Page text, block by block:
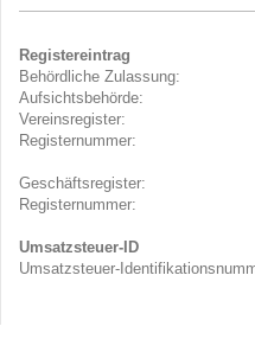
Registereintrag
Behördliche Zulassung:
Aufsichtsbehörde:
Vereinsregister:
Registernummer:
Geschäftsregister:
Registernummer:
Umsatzsteuer-ID
Umsatzsteuer-